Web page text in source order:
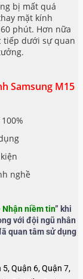
bị mất quá
mặt kính
phút. Hơn nữa
tiếp dưới sự quan
Samsung M15
nghề
niềm tin” khi
với đội ngũ nhân
quan tâm sử dụng
Quận 6, Quận 7,